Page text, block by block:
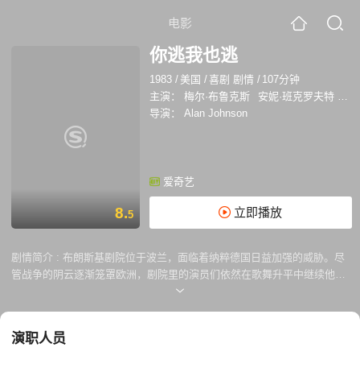
电影
8.5
你逃我也逃
1983 / 美国 /喜剧 剧情 / 107分钟
主演：
梅尔·布鲁克斯 安妮·班克罗夫特
提
导演：
Alan Johnson
爱奇艺
立即播放
剧情简介 : 布朗斯基剧院位于波兰，面临着纳粹德国日益加强的威胁。尽
管战争的阴云逐渐笼罩欧洲，剧院里的演员们依然在歌舞升平中继续他们
的演出，仿佛未察觉到即将到来的灾难。剧院的老板兼主演布朗斯基（梅
和生意，而安娜则与她的情人飞行员安德烈（提姆·麦锡森 Tim Matheson
演职人员